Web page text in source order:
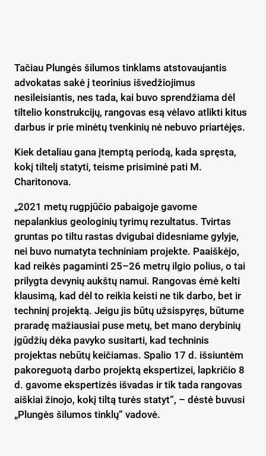
Tačiau Plungės šilumos tinklams atstovaujantis
advokatas sakė į teorinius išvedžiojimus
nesileisiantis, nes tada, kai buvo sprendžiama dėl
tiltelio konstrukcijų, rangovas esą vėlavo atlikti kitus
darbus ir prie minėtų tvenkinių nė nebuvo priartėjęs.
Kiek detaliau gana įtemptą periodą, kada spręsta,
kokį tiltelį statyti, teisme prisiminė pati M.
Charitonova.
„2021 metų rugpjūčio pabaigoje gavome
nepalankius geologinių tyrimų rezultatus. Tvirtas
gruntas po tiltu rastas dvigubai didesniame gylyje,
nei buvo numatyta techniniam projekte. Paaiškėjo,
kad reikės pagaminti 25–26 metrų ilgio polius, o tai
prilygta devynių aukštų namui. Rangovas ėmė kelti
klausimą, kad dėl to reikia keisti ne tik darbo, bet ir
techninį projektą. Jeigu jis būtų užsispyręs, būtume
praradę mažiausiai puse metų, bet mano derybinių
įgūdžių dėka pavyko susitarti, kad techninis
projektas nebūtų keičiamas. Spalio 17 d. išsiuntėm
pakoreguotą darbo projektą ekspertizei, lapkričio 8
d. gavome ekspertizės išvadas ir tik tada rangovas
aiškiai žinojo, kokį tiltą turės statyt“, – dėstė buvusi
„Plungės šilumos tinklų“ vadovė.